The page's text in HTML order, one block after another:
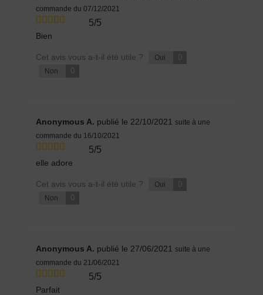
commande du 07/12/2021
5/5
Bien
Cet avis vous a-t-il été utile ? Oui 0
Non 0
Anonymous A. publié le 22/10/2021 suite à une
commande du 16/10/2021
5/5
elle adore
Cet avis vous a-t-il été utile ? Oui 0
Non 0
Anonymous A. publié le 27/06/2021 suite à une
commande du 21/06/2021
5/5
Parfait